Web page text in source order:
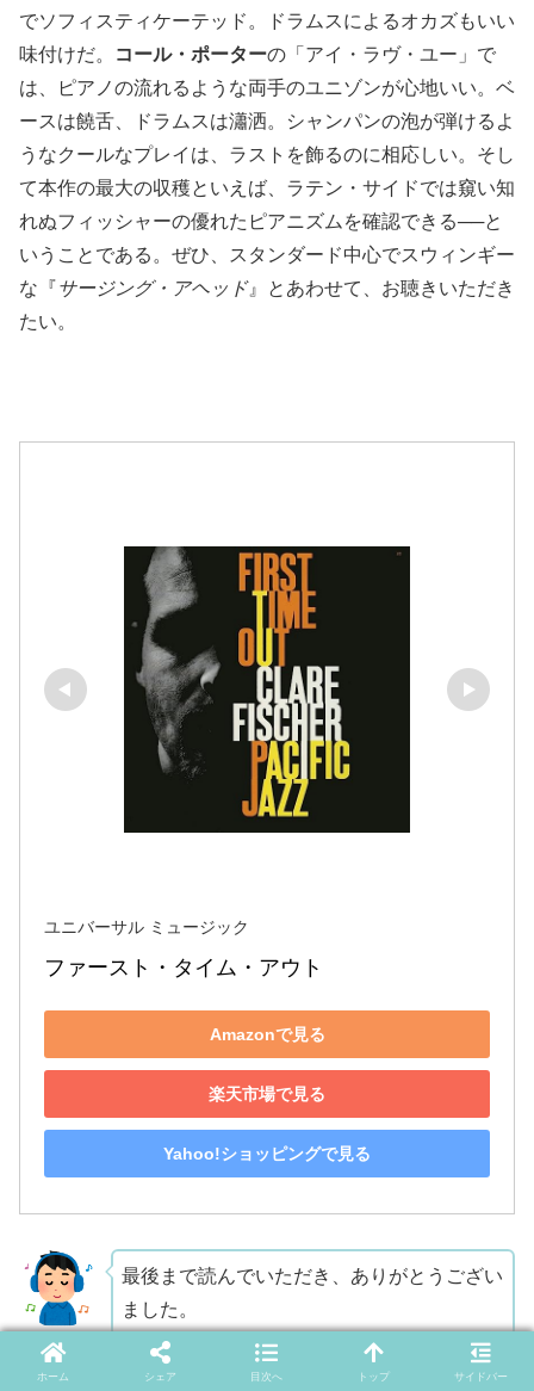
でソフィスティケーテッド。ドラムスによるオカズもいい
味付けだ。
コール・ポーターの「アイ・ラヴ・ユー」で
は、ピアノの流れるような両手のユニゾンが心地いい。ベ
ースは饒舌、ドラムスは瀟洒。シャンパンの泡が弾けるよ
うなクールなプレイは、ラストを飾るのに相応しい。そし
て本作の最大の収穫といえば、ラテン・サイドでは窺い知
れぬフィッシャーの優れたピアニズムを確認できる──と
いうことである。ぜひ、スタンダード中心でスウィンギー
な『 サージング・アヘッド』とあわせて、お聴きいただき
たい。
ユニバーサル ミュージック
Amazonで見る
楽天市場で見る
Yahoo!ショッピングで見る
最後まで読んでいただき、ありがとうござい
ました。
ホーム シェア 目次へ トップ サイドバー